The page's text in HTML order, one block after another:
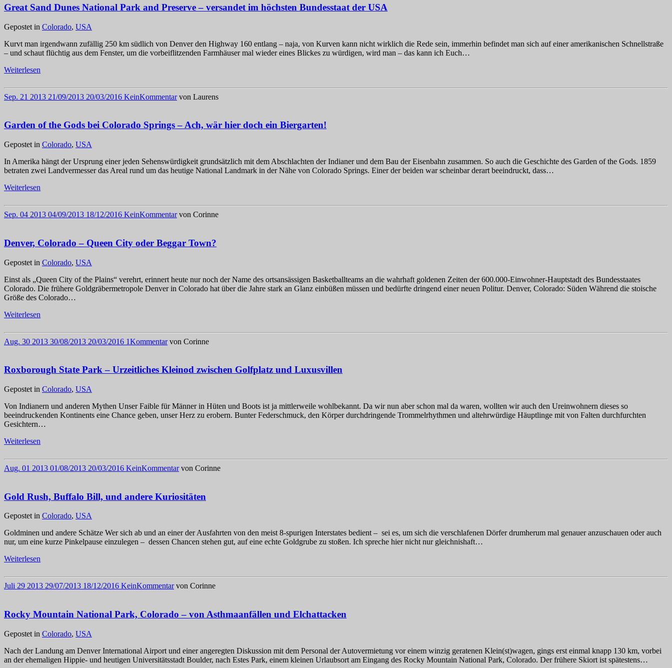
Great Sand Dunes National Park and Preserve – versandet im höchsten Bundesstaat der USA
Gepostet in Colorado, USA
Kurvt man irgendwann zufällig 250 km südlich von Denver den Highway 160 entlang – naja, von Kurven kann nicht wirklich die Rede sein, immerhin befindet man sich auf einer amerikanischen Schnellstraße
– und schaut flüchtig aus dem Fenster, um die vorbeiflitzenden Farmhäuser mal wieder eines Blickes zu würdigen, wird man – das kann ich Euch…
Weiterlesen
Sep. 21 2013 21/09/2013 20/03/2016 KeinKommentar von Laurens
Garden of the Gods bei Colorado Springs – Ach, wär hier doch ein Biergarten!
Gepostet in Colorado, USA
In Amerika hängt der Ursprung einer jeden Sehenswürdigkeit grundsätzlich mit dem Abschlachten der Indianer und dem Bau der Eisenbahn zusammen. So auch die Geschichte des Garden of the Gods. 1859
betraten zwei Landvermesser das Areal rund um das heutige National Landmark in der Nähe von Colorado Springs. Einer der beiden war scheinbar derart beeindruckt, dass…
Weiterlesen
Sep. 04 2013 04/09/2013 18/12/2016 KeinKommentar von Corinne
Denver, Colorado – Queen City oder Beggar Town?
Gepostet in Colorado, USA
Einst als „Queen City of the Plains“ verehrt, erinnert heute nur noch der Name des ortsansässigen Basketballteams an die wahrhaft goldenen Zeiten der 600.000-Einwohner-Hauptstadt des Bundesstaates
Colorado. Die frühere Goldgräbermetropole Denver in Colorado hat über die Jahre stark an Glanz einbüßen müssen und bedürfte dringend einer neuen Politur. Denver, Colorado: Süden Während die stoische
Größe des Colorado…
Weiterlesen
Aug. 30 2013 30/08/2013 20/03/2016 1Kommentar von Corinne
Roxborough State Park – Urzeitliches Kleinod zwischen Golfplatz und Luxusvillen
Gepostet in Colorado, USA
Von Indianern und anderen Mythen Unser Faible für Männer in Hüten und Boots ist ja mittlerweile wohlbekannt. Da wir nun aber schon mal da waren, wollten wir auch den Ureinwohnern dieses so
beeindruckenden Kontinents eine Chance geben, unser Herz zu erobern. Bunter Federschmuck, den Körper durchdringende Trommelrhythmen und altehrwürdige Häuptlinge mit von Falten durchfurchten
Gesichtern…
Weiterlesen
Aug. 01 2013 01/08/2013 20/03/2016 KeinKommentar von Corinne
Gold Rush, Buffalo Bill, und andere Kuriositäten
Gepostet in Colorado, USA
Goldminen und andere Schätze Wer sich ab und an einer der Ausfahrten von den meist 8-spurigen Interstates bedient – sei es, um sich die verschlafenen Dörfer drumherum mal genauer anzuschauen oder auch
nur, um eine kurze Pinkelpause einzulegen – dessen Chancen stehen gut, auf eine echte Goldgrube zu stoßen. Ich spreche hier nicht nur gleichnishaft…
Weiterlesen
Juli 29 2013 29/07/2013 18/12/2016 KeinKommentar von Corinne
Rocky Mountain National Park, Colorado – von Asthmaanfällen und Elchattacken
Gepostet in Colorado, USA
Nach der Landung am Denver International Airport und einer angeregten Diskussion mit dem Personal der Autovermietung vor einem winzig geratenen Klein(st)wagen, gings erst einmal knapp 130 km, vorbei
an der ehemaligen Hippie- und heutigen Universitätsstadt Boulder, nach Estes Park, einem kleinen Urlaubsort am Eingang des Rocky Mountain National Park, Colorado. Der frühere Skiort ist spätestens…